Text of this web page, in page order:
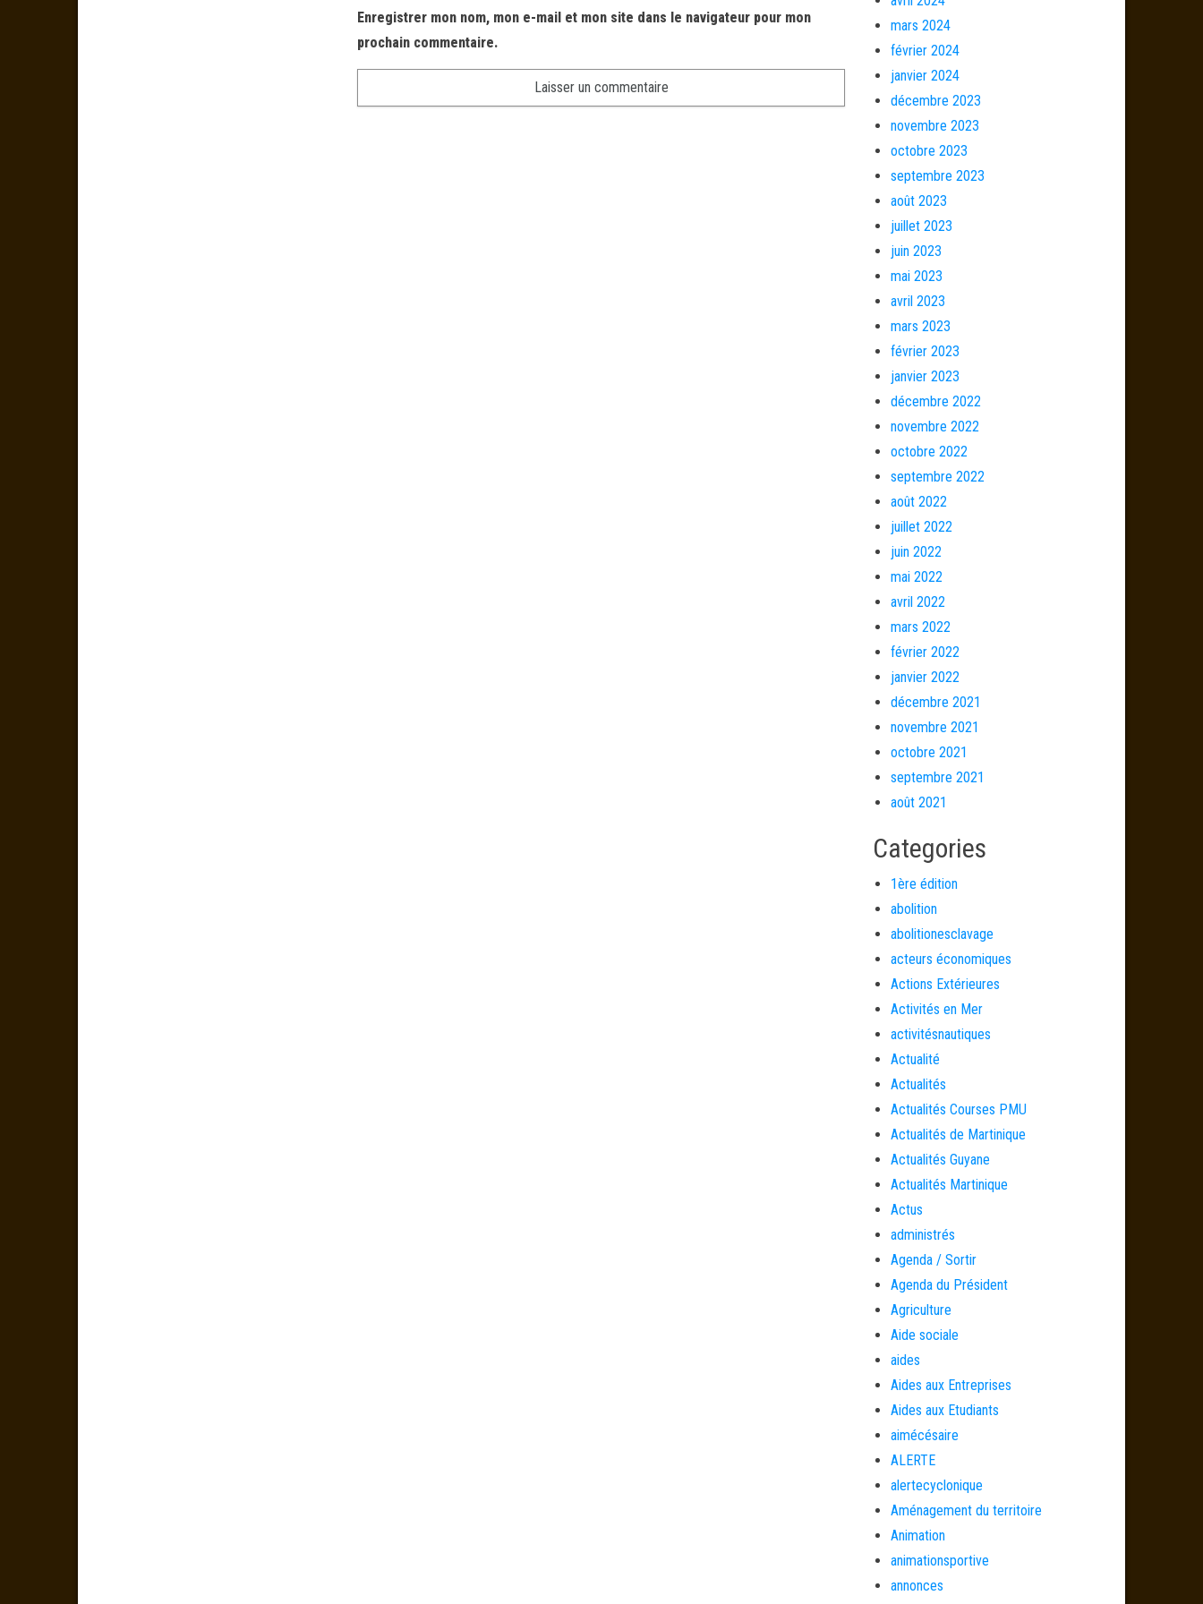
Enregistrer mon nom, mon e-mail et mon site dans le navigateur pour mon
prochain commentaire.
mars 2024
février 2024
janvier 2024
décembre 2023
novembre 2023
octobre 2023
septembre 2023
août 2023
juillet 2023
juin 2023
mai 2023
avril 2023
mars 2023
février 2023
janvier 2023
décembre 2022
novembre 2022
octobre 2022
septembre 2022
août 2022
juillet 2022
juin 2022
mai 2022
avril 2022
mars 2022
février 2022
janvier 2022
décembre 2021
novembre 2021
octobre 2021
septembre 2021
août 2021
Categories
1ère édition
abolition
abolitionesclavage
acteurs économiques
Actions Extérieures
Activités en Mer
activitésnautiques
Actualité
Actualités
Actualités Courses PMU
Actualités de Martinique
Actualités Guyane
Actualités Martinique
Actus
administrés
Agenda / Sortir
Agenda du Président
Agriculture
Aide sociale
aides
Aides aux Entreprises
Aides aux Etudiants
aimécésaire
ALERTE
alertecyclonique
Aménagement du territoire
Animation
animationsportive
annonces